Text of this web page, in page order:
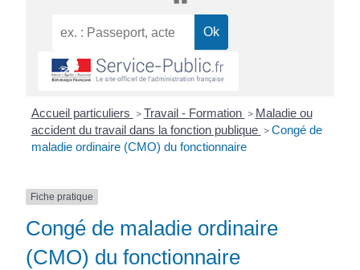
Accueil particuliers > Travail - Formation > Maladie ou
accident du travail dans la fonction publique > Congé de
maladie ordinaire (CMO) du fonctionnaire
Fiche pratique
Congé de maladie ordinaire
(CMO) du fonctionnaire